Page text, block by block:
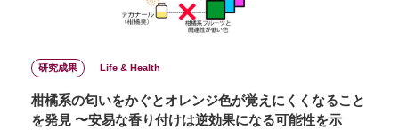
研究成果 Life & Health
柑橘系の匂いをかぐとオレンジ色が覚えにくくなること
を発見 〜安易な香り付けは逆効果になる可能性を示